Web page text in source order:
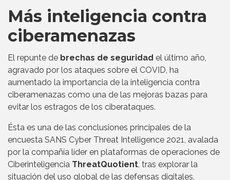
Más inteligencia contra
ciberamenazas
El repunte de brechas de seguridad el último año,
agravado por los ataques sobre el COVID, ha
aumentado la importancia de la inteligencia contra
ciberamenazas como una de las mejoras bazas para
evitar los estragos de los ciberataques.
Ésta es una de las conclusiones principales de la
encuesta SANS Cyber Threat Intelligence 2021, avalada
por la compañía líder en plataformas de operaciones de
Ciberinteligencia ThreatQuotient, tras explorar la
situación del uso global de las defensas digitales.